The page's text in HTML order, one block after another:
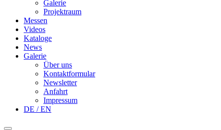
Galerie
Projektraum
Messen
Videos
Kataloge
News
Galerie
Über uns
Kontaktformular
Newsletter
Anfahrt
Impressum
DE / EN